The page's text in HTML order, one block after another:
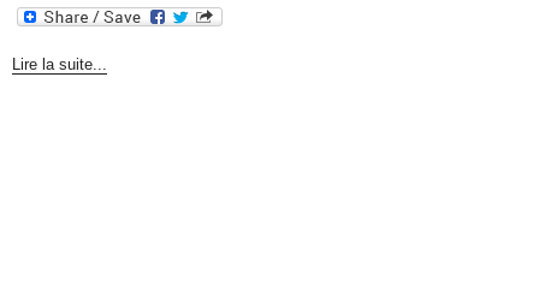
Lire la suite...